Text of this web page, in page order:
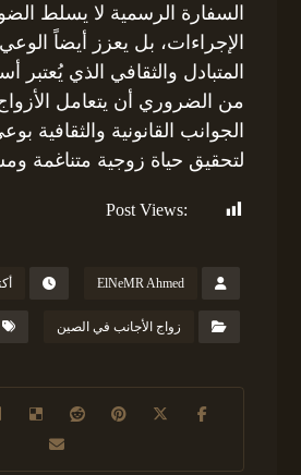
السفارة الرسمية لا يسلط
الإجراءات، بل يعزز أيضاً
المتبادل والثقافي الذي يُعتبر
من الضروري أن يتعامل
الجوانب القانونية والثقافية
لتحقيق حياة زوجية متناغمة
Post Views:
ElNeMR Ahmed
زواج الأجانب في الصين